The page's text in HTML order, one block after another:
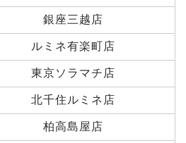
銀座三越店
ルミネ有楽町店
東京ソラマチ店
北千住ルミネ店
柏高島屋店